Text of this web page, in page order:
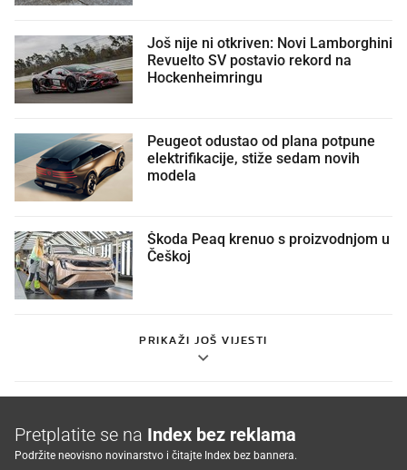
Još nije ni otkriven: Novi Lamborghini
Revuelto SV postavio rekord na
Hockenheimringu
Peugeot odustao od plana potpune
elektrifikacije, stiže sedam novih
modela
Škoda Peaq krenuo s proizvodnjom u
Češkoj
PRIKAŽI JOŠ VIJESTI
Pretplatite se na Index bez reklama
Podržite neovisno novinarstvo i čitajte Index bez bannera.